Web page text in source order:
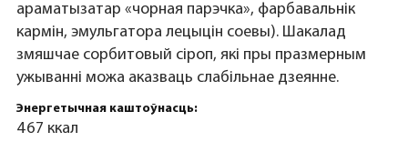
араматызатар «чорная парэчка», фарбавальнік
кармін, эмульгатора лецыцін соевы). Шакалад
змяшчае сорбитовый сіроп, які пры празмерным
ужыванні можа аказваць слабільнае дзеянне.
Энергетычная каштоўнасць:
467 ккал